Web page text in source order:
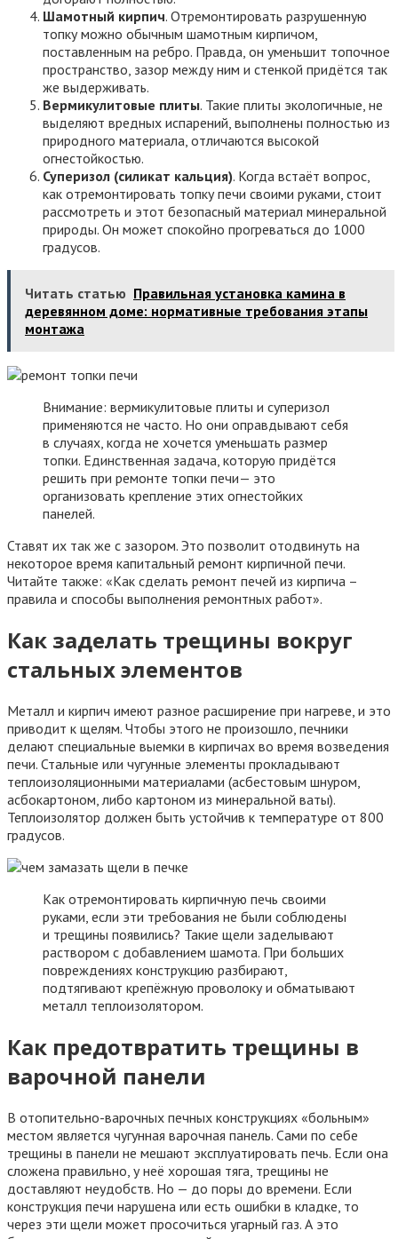
Шамотный кирпич. Отремонтировать разрушенную
топку можно обычным шамотным кирпичом,
поставленным на ребро. Правда, он уменьшит топочное
пространство, зазор между ним и стенкой придётся так
же выдерживать.
Вермикулитовые плиты. Такие плиты экологичные, не
выделяют вредных испарений, выполнены полностью из
природного материала, отличаются высокой
огнестойкостью.
Суперизол (силикат кальция). Когда встаёт вопрос,
как отремонтировать топку печи своими руками, стоит
рассмотреть и этот безопасный материал минеральной
природы. Он может спокойно прогреваться до 1000
градусов.
Читать статью Правильная установка камина в
деревянном доме: нормативные требования этапы
монтажа
Внимание: вермикулитовые плиты и суперизол
применяются не часто. Но они оправдывают себя
в случаях, когда не хочется уменьшать размер
топки. Единственная задача, которую придётся
решить при ремонте топки печи— это
организовать крепление этих огнестойких
панелей.
Ставят их так же с зазором. Это позволит отодвинуть на
некоторое время капитальный ремонт кирпичной печи.
Читайте также: «Как сделать ремонт печей из кирпича –
правила и способы выполнения ремонтных работ».
Как заделать трещины вокруг
стальных элементов
Металл и кирпич имеют разное расширение при нагреве, и это
приводит к щелям. Чтобы этого не произошло, печники
делают специальные выемки в кирпичах во время возведения
печи. Стальные или чугунные элементы прокладывают
теплоизоляционными материалами (асбестовым шнуром,
асбокартоном, либо картоном из минеральной ваты).
Теплоизолятор должен быть устойчив к температуре от 800
градусов.
Как отремонтировать кирпичную печь своими
руками, если эти требования не были соблюдены
и трещины появились? Такие щели заделывают
раствором с добавлением шамота. При больших
повреждениях конструкцию разбирают,
подтягивают крепёжную проволоку и обматывают
металл теплоизолятором.
Как предотвратить трещины в
варочной панели
В отопительно-варочных печных конструкциях «больным»
местом является чугунная варочная панель. Сами по себе
трещины в панели не мешают эксплуатировать печь. Если она
сложена правильно, у неё хорошая тяга, трещины не
доставляют неудобств. Но — до поры до времени. Если
конструкция печи нарушена или есть ошибки в кладке, то
через эти щели может просочиться угарный газ. А это